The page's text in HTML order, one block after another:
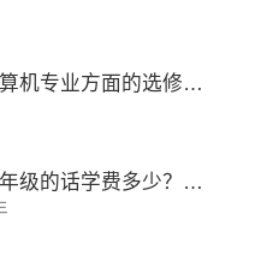
。
机专业方面的选修课
。
级的话学费多少？一